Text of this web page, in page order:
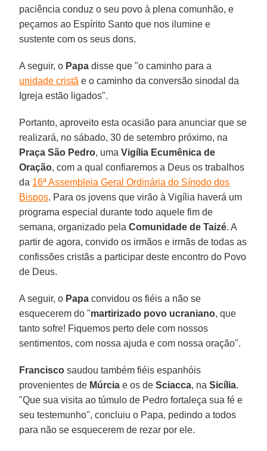
paciência conduz o seu povo à plena comunhão, e
peçamos ao Espírito Santo que nos ilumine e
sustente com os seus dons.
A seguir, o Papa disse que "o caminho para a
unidade cristã e o caminho da conversão sinodal da
Igreja estão ligados".
Portanto, aproveito esta ocasião para anunciar que se
realizará, no sábado, 30 de setembro próximo, na
Praça São Pedro, umaVigília Ecumênica de
Oração, com a qual confiaremos a Deus os trabalhos
da 16ª Assembleia Geral Ordinária do Sínodo dos
Bispos. Para os jovens que virão à Vigília haverá um
programa especial durante todo aquele fim de
semana, organizado pelaComunidade de Taizé. A
partir de agora, convido os irmãos e irmãs de todas as
confissões cristãs a participar deste encontro do Povo
de Deus.
A seguir, o Papa convidou os fiéis a não se
esquecerem do "martirizado povo ucraniano, que
tanto sofre! Fiquemos perto dele com nossos
sentimentos, com nossa ajuda e com nossa oração".
Francisco saudou também fiéis espanhóis
provenientes de Múrcia e os deSciacca, naSicília.
"Que sua visita ao túmulo de Pedro fortaleça sua fé e
seu testemunho", concluiu o Papa, pedindo a todos
para não se esquecerem de rezar por ele.